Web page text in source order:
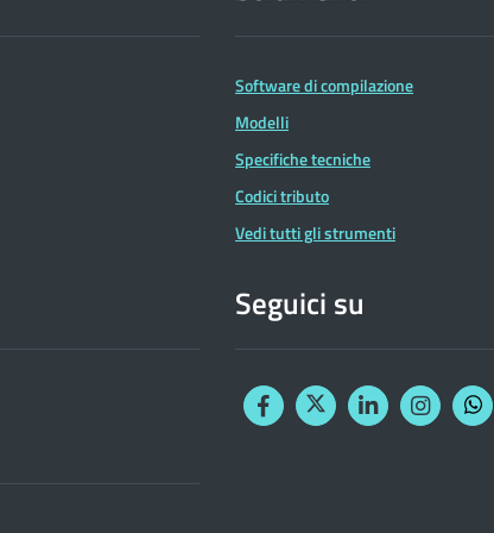
Software di compilazione
Modelli
Specifiche tecniche
Codici tributo
Vedi tutti gli strumenti
Seguici su
FacebookTwitterLinkedinInstagram